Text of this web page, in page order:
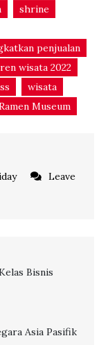
shrine
penjualan
wisata 2022
wisata
Museum
Leave
Bisnis
Asia Pasifik